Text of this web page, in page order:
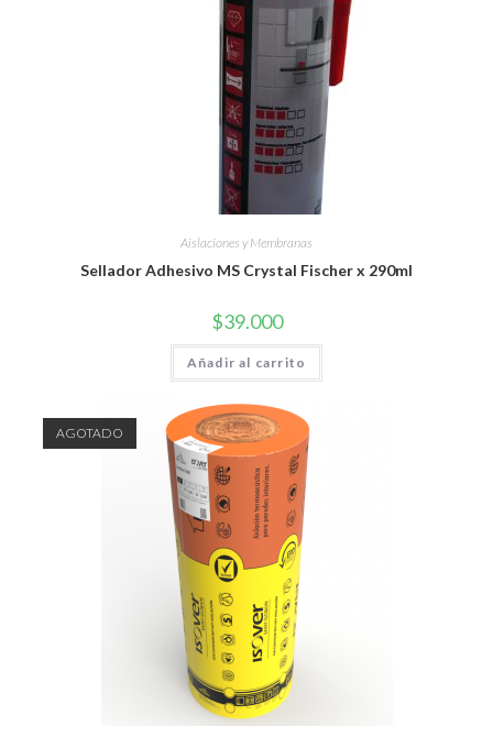
Aislaciones y Membranas
Sellador Adhesivo MS Crystal Fischer x 290ml
$39.000
Añadir al carrito
AGOTADO